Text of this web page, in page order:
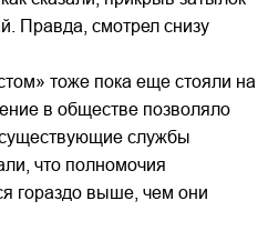
Правда, смотрел снизу
тоже пока еще стояли на
в обществе позволяло
службы
что полномочия
гораздо выше, чем они